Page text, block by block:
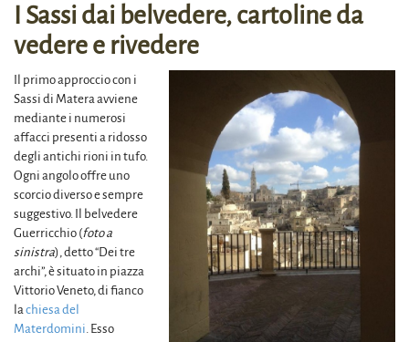
I Sassi dai belvedere, cartoline da
vedere e rivedere
Il primo approccio con i
Sassi di Matera avviene
mediante i numerosi
affacci presenti a ridosso
degli antichi rioni in tufo.
Ogni angolo offre uno
scorcio diverso e sempre
suggestivo. Il belvedere
Guerricchio (foto a
sinistra), detto “Dei tre
archi”, è situato in piazza
Vittorio Veneto, di fianco
la chiesa del
Materdomini . Esso